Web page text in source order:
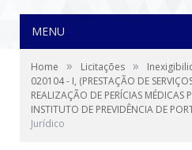
MENU
Home » Licitações »
020104 - I, (PRESTAÇÃO DE
REALIZAÇÃO DE PERÍCIAS MÉDICAS
INSTITUTO DE PREVIDÊNCIA DE
Jurídico